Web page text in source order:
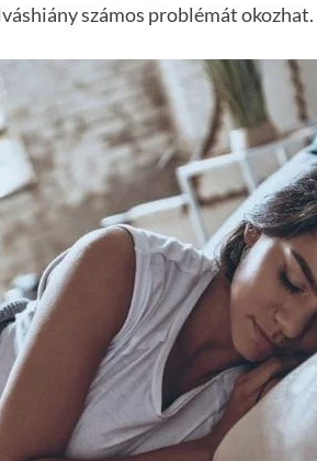
számos problémát okozhat.